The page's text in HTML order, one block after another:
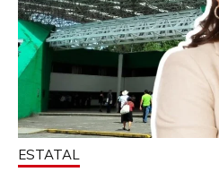
ESTATAL